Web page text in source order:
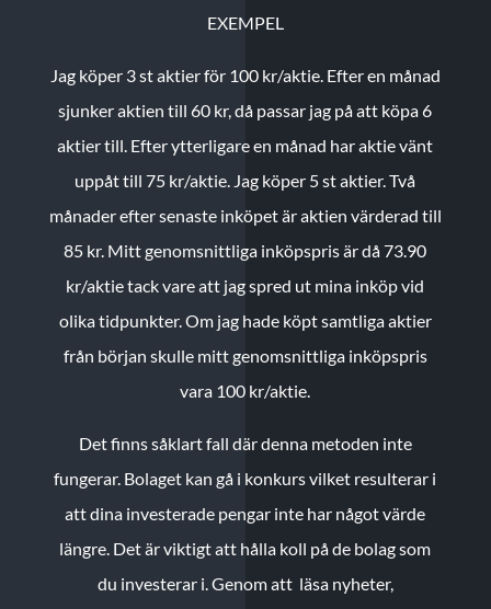
EXEMPEL
Jag köper 3 st aktier för 100 kr/aktie. Efter en månad
sjunker aktien till 60 kr, då passar jag på att köpa 6
aktier till. Efter ytterligare en månad har aktie vänt
uppåt till 75 kr/aktie. Jag köper 5 st aktier.Två
månader efter senaste inköpet är aktien värderad till
85 kr. Mitt genomsnittliga inköpspris är då 73.90
kr/aktie tack vare att jag spred ut mina inköp vid
olika tidpunkter. Om jag hade köpt samtliga aktier
från början skulle mitt genomsnittliga inköpspris
vara 100 kr/aktie.
Det finns såklart fall där denna metoden inte
fungerar. Bolaget kan gå i konkurs vilket resulterar i
att dina investerade pengar inte har något värde
längre. Det är viktigt att hålla koll på de bolag som
du investerar i. Genom att läsa nyheter,